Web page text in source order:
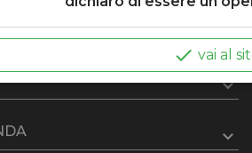
 vai al